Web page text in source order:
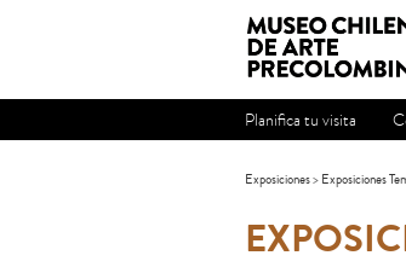
Planifica tu visita
Exposiciones> Exposiciones